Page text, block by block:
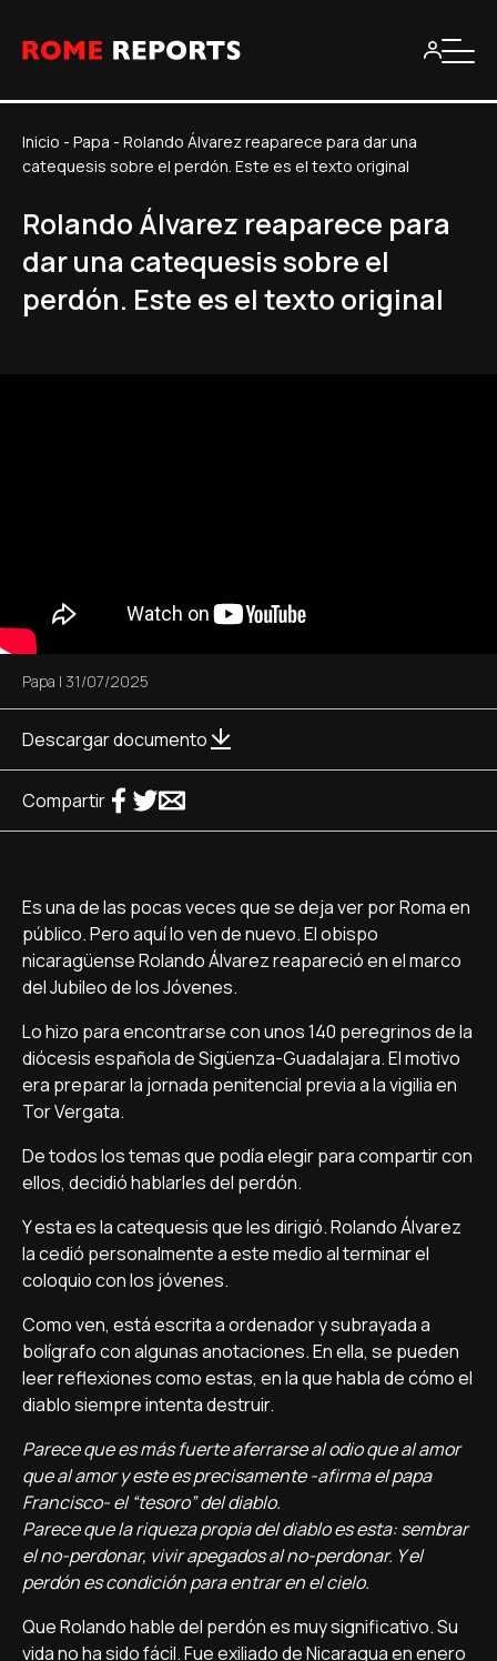
Inicio - Papa - Rolando Álvarez reaparece para dar una
catequesis sobre el perdón. Este es el texto original
Rolando Álvarez reaparece para
dar una catequesis sobre el
perdón. Este es el texto original
Papa | 31/07/2025
Descargar documento
Compartir
Es una de las pocas veces que se deja ver por Roma en
público. Pero aquí lo ven de nuevo. El obispo
nicaragüense Rolando Álvarez reapareció en el marco
del Jubileo de los Jóvenes.
Lo hizo para encontrarse con unos 140 peregrinos de la
diócesis española de Sigüenza-Guadalajara. El motivo
era preparar la jornada penitencial previa a la vigilia en
Tor Vergata.
De todos los temas que podía elegir para compartir con
ellos, decidió hablarles del perdón.
Y esta es la catequesis que les dirigió. Rolando Álvarez
la cedió personalmente a este medio al terminar el
coloquio con los jóvenes.
Como ven, está escrita a ordenador y subrayada a
bolígrafo con algunas anotaciones. En ella, se pueden
leer reflexiones como estas, en la que habla de cómo el
diablo siempre intenta destruir.
Parece que es más fuerte aferrarse al odio que al amor
que al amor y este es precisamente -afirma el papa
Francisco- el “tesoro” del diablo.
Parece que la riqueza propia del diablo es esta: sembrar
el no-perdonar, vivir apegados al no-perdonar. Y el
perdón es condición para entrar en el cielo.
Que Rolando hable del perdón es muy significativo. Su
vida no ha sido fácil. Fue exiliado de Nicaragua en enero